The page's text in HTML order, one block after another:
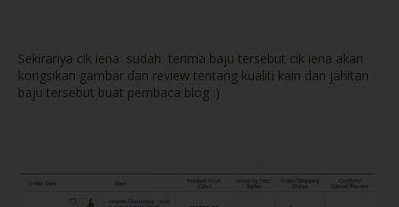
Sekiranya cik iena sudah terima baju tersebut cik iena akan
kongsikan gambar dan review tentang kualiti kain dan jahitan
baju tersebut buat pembaca blog :)